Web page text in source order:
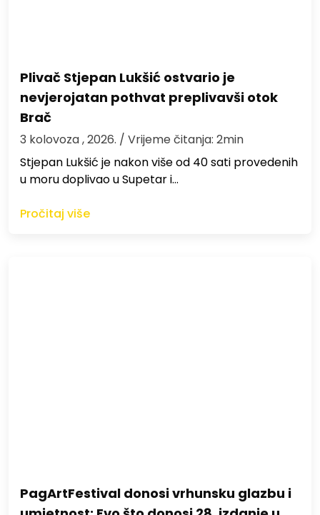
Plivač Stjepan Lukšić ostvario je
nevjerojatan pothvat preplivavši otok
Brač
3 kolovoza , 2026. / Vrijeme čitanja: 2min
St​jepan Lukšić je nakon više od 40 sati provedenih
u moru doplivao u Supetar i…
Pročitaj više
PagArtFestival donosi vrhunsku glazbu i